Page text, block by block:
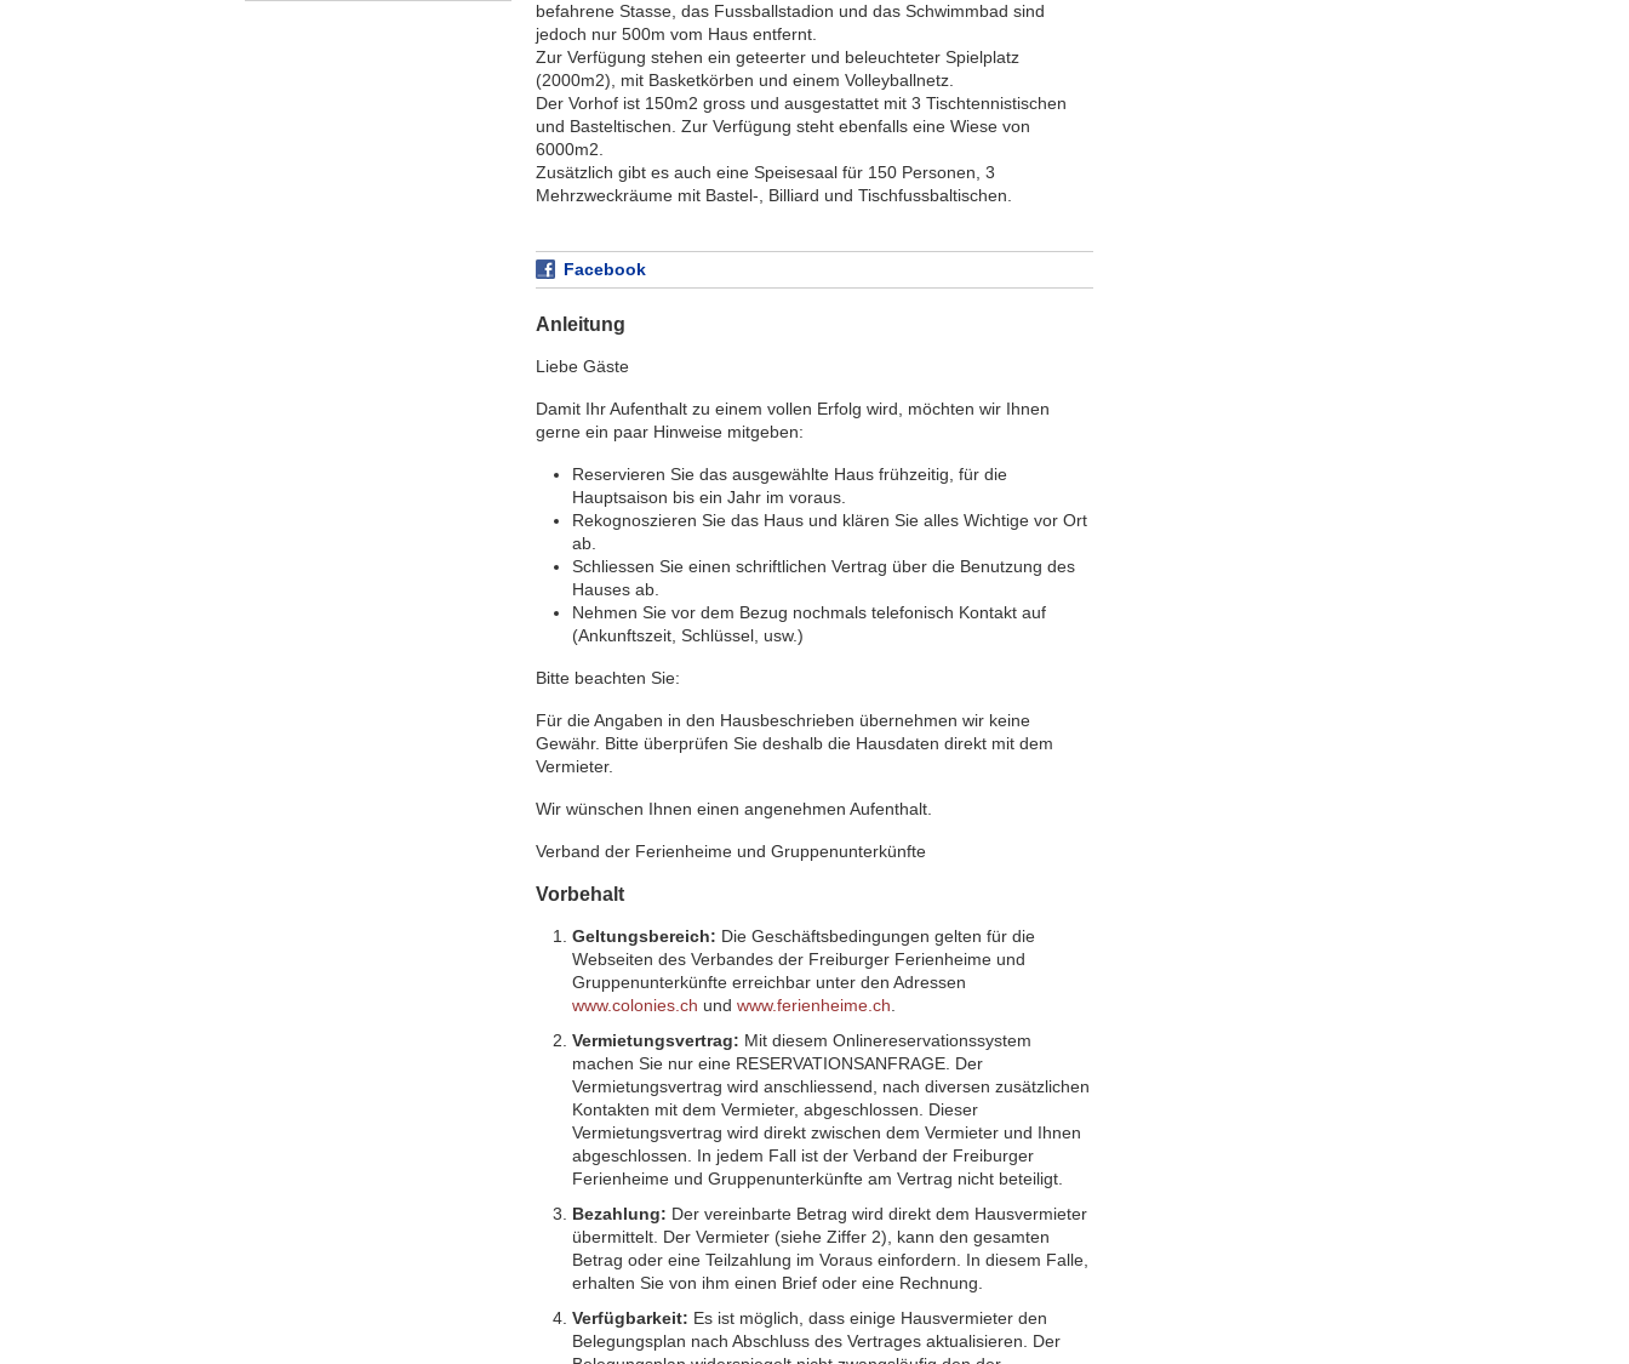
befahrene Stasse, das Fussballstadion und das Schwimmbad sind
jedoch nur 500m vom Haus entfernt.
Zur Verfügung stehen ein geteerter und beleuchteter Spielplatz
(2000m2), mit Basketkörben und einem Volleyballnetz.
Der Vorhof ist 150m2 gross und ausgestattet mit 3 Tischtennistischen
und Basteltischen. Zur Verfügung steht ebenfalls eine Wiese von
6000m2.
Zusätzlich gibt es auch eine Speisesaal für 150 Personen, 3
Mehrzweckräume mit Bastel-, Billiard und Tischfussbaltischen.
Facebook
Anleitung
Liebe Gäste
Damit Ihr Aufenthalt zu einem vollen Erfolg wird, möchten wir Ihnen
gerne ein paar Hinweise mitgeben:
Reservieren Sie das ausgewählte Haus frühzeitig, für die
Hauptsaison bis ein Jahr im voraus.
Rekognoszieren Sie das Haus und klären Sie alles Wichtige vor Ort
ab.
Schliessen Sie einen schriftlichen Vertrag über die Benutzung des
Hauses ab.
Nehmen Sie vor dem Bezug nochmals telefonisch Kontakt auf
(Ankunftszeit, Schlüssel, usw.)
Bitte beachten Sie:
Für die Angaben in den Hausbeschrieben übernehmen wir keine
Gewähr. Bitte überprüfen Sie deshalb die Hausdaten direkt mit dem
Vermieter.
Wir wünschen Ihnen einen angenehmen Aufenthalt.
Verband der Ferienheime und Gruppenunterkünfte
Vorbehalt
Geltungsbereich: Die Geschäftsbedingungen gelten für die
Webseiten des Verbandes der Freiburger Ferienheime und
Gruppenunterkünfte erreichbar unter den Adressen
www.colonies.ch und www.ferienheime.ch
Vermietungsvertrag: Mit diesem Onlinereservationssystem
machen Sie nur eine RESERVATIONSANFRAGE. Der
Vermietungsvertrag wird anschliessend, nach diversen zusätzlichen
Kontakten mit dem Vermieter, abgeschlossen. Dieser
Vermietungsvertrag wird direkt zwischen dem Vermieter und Ihnen
abgeschlossen. In jedem Fall ist der Verband der Freiburger
Ferienheime und Gruppenunterkünfte am Vertrag nicht beteiligt.
Bezahlung: Der vereinbarte Betrag wird direkt dem Hausvermieter
übermittelt. Der Vermieter (siehe Ziffer 2), kann den gesamten
Betrag oder eine Teilzahlung im Voraus einfordern. In diesem Falle,
erhalten Sie von ihm einen Brief oder eine Rechnung.
Verfügbarkeit: Es ist möglich, dass einige Hausvermieter den
Belegungsplan nach Abschluss des Vertrages aktualisieren. Der